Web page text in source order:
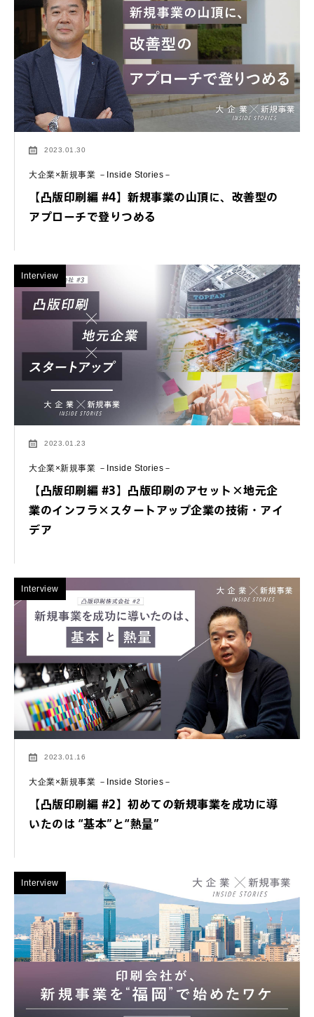
2023.01.30
大企業×新規事業 －Inside Stories－
【凸版印刷編 #4】新規事業の山頂に、改善型の
アプローチで登りつめる
Interview
2023.01.23
大企業×新規事業 －Inside Stories－
【凸版印刷編 #3】凸版印刷のアセット×地元企
業のインフラ×スタートアップ企業の技術・アイ
デア
Interview
2023.01.16
大企業×新規事業 －Inside Stories－
【凸版印刷編 #2】初めての新規事業を成功に導
いたのは “基本”と“熱量”
Interview